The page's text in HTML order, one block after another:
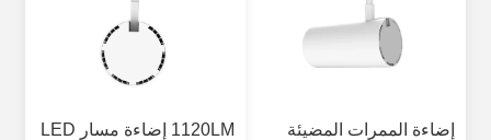
إضاءة الممرات المضيئة
1120LM إضاءة مسار LED